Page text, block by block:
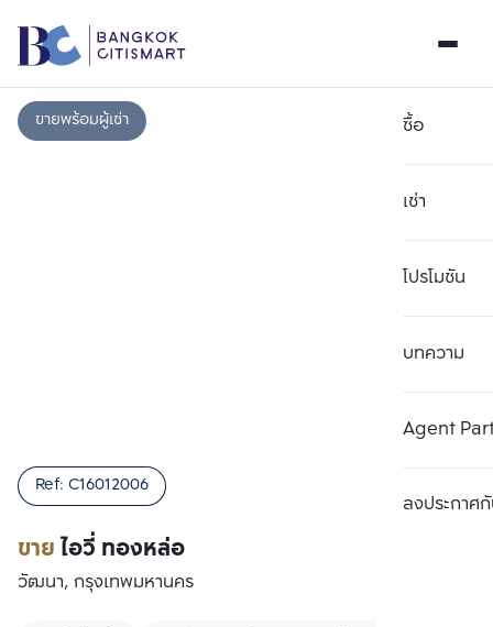
ซื้อ
เช่า
โปรโมชัน
บทความ
Agent
ลงประกาศกั
ขายพร้อมผู้เช่า
ขายไอวี่ ทองหล่อ
Ref: C16012006
วัฒนา, กรุงเทพมหานคร
เปรียบเทียบ